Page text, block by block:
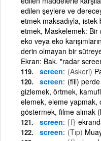
edilen şeylere ve
etmek maksadıyla,
etmek, Maskelemek: Bir
eko veya eko
derin olmayan bir
Ekran: Bak. "radar
screen (Askeri)
screen (fiil)
gizlemek, örtmek,
elemek, eleme yapmak,
göstermek, filme almak
screen {f}
screen (Tıp)